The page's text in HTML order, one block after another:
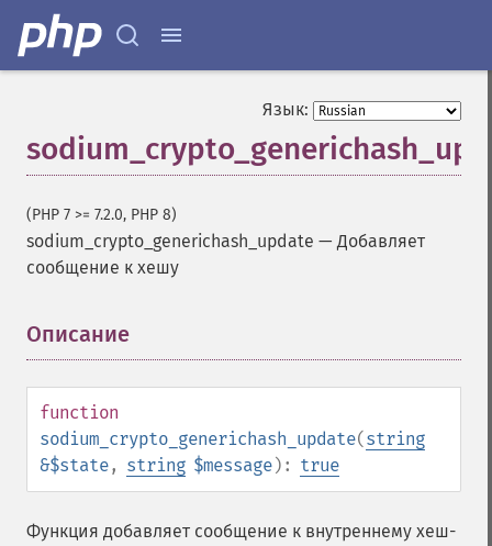
Язык:
(PHP 7 >= 7.2.0, PHP 8)
sodium_crypto_generichash_update —Добавляет
сообщение к хешу
Описание
function
sodium_crypto_generichash_update(string
&$state, string $message): true
Функция добавляет сообщение к внутреннему хеш-